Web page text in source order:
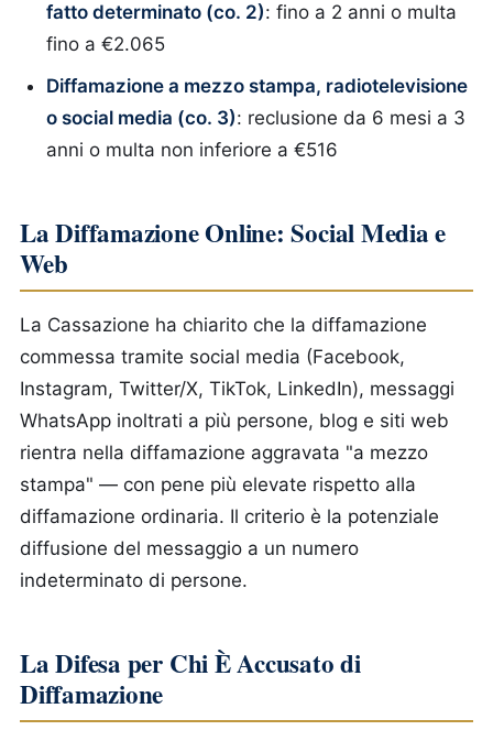
fatto determinato (co. 2): fino a 2 anni o multa
fino a €2.065
Diffamazione a mezzo stampa, radiotelevisione
o social media (co. 3): reclusione da 6 mesi a 3
anni o multa non inferiore a €516
La Diffamazione Online: Social Media e
Web
La Cassazione ha chiarito che la diffamazione
commessa tramite social media (Facebook,
Instagram, Twitter/X, TikTok, LinkedIn), messaggi
WhatsApp inoltrati a più persone, blog e siti web
rientra nella diffamazione aggravata "a mezzo
stampa" — con pene più elevate rispetto alla
diffamazione ordinaria. Il criterio è la potenziale
diffusione del messaggio a un numero
indeterminato di persone.
La Difesa per Chi È Accusato di
Diffamazione